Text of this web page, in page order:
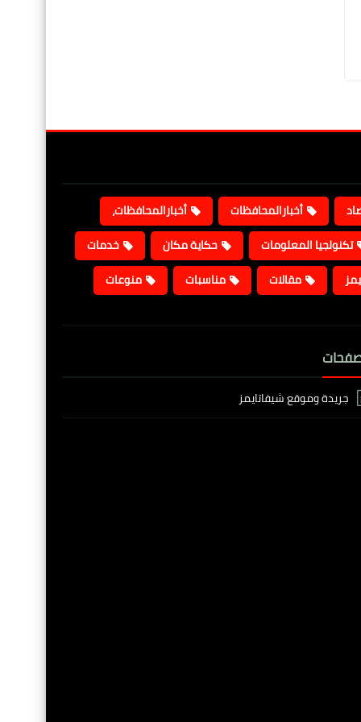
أخبارالمحافظات
أخبارالمحافظات،
تكنولجيا المعلومات
حكاية مكان
خدمات
مقالات مناسبات منوعات
جريدة وموقع شيفاتايمز